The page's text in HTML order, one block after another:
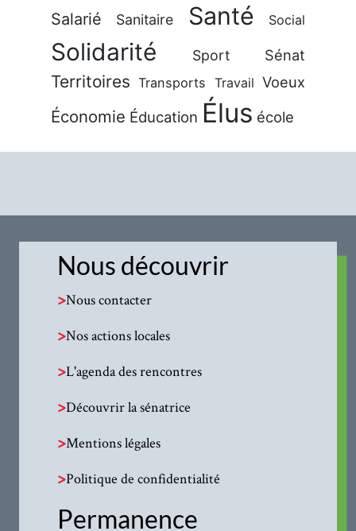
Salarié Sanitaire Santé Social
Solidarité Sport Sénat
Territoires Transports Travail Voeux
Économie Éducation Élus école
Nous découvrir
>Nous contacter
>Nos actions locales
>L'agenda des rencontres
>Découvrir la sénatrice
>Mentions légales
>Politique de confidentialité
Permanence